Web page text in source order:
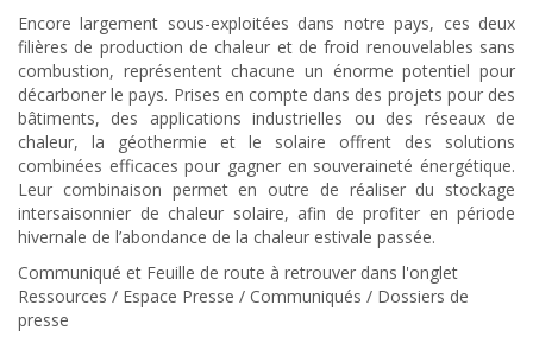
Encore largement sous-exploitées dans notre pays, ces deux
filières de production de chaleur et de froid renouvelables sans
combustion, représentent chacune un énorme potentiel pour
décarboner le pays. Prises en compte dans des projets pour des
bâtiments, des applications industrielles ou des réseaux de
chaleur, la géothermie et le solaire offrent des solutions
combinées efficaces pour gagner en souveraineté énergétique.
Leur combinaison permet en outre de réaliser du stockage
intersaisonnier de chaleur solaire, afin de profiter en période
hivernale de l’abondance de la chaleur estivale passée.
Communiqué et Feuille de route à retrouver dans l'onglet
Ressources / Espace Presse / Communiqués / Dossiers de
presse